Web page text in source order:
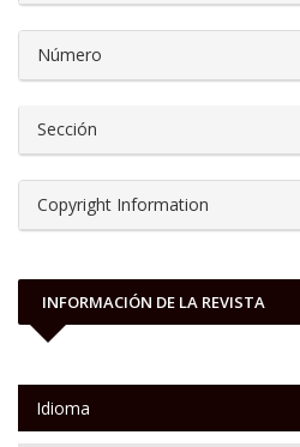
Número
Sección
Copyright Information
INFORMACIÓN DE LA REVISTA
Idioma